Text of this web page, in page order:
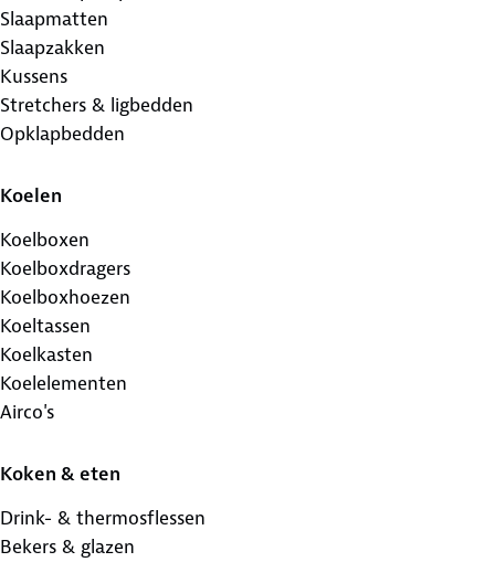
Slaapmatten
Slaapzakken
Kussens
Stretchers & ligbedden
Opklapbedden
Koelen
Koelboxen
Koelboxdragers
Koelboxhoezen
Koeltassen
Koelkasten
Koelelementen
Airco's
Koken & eten
Drink- & thermosflessen
Bekers & glazen